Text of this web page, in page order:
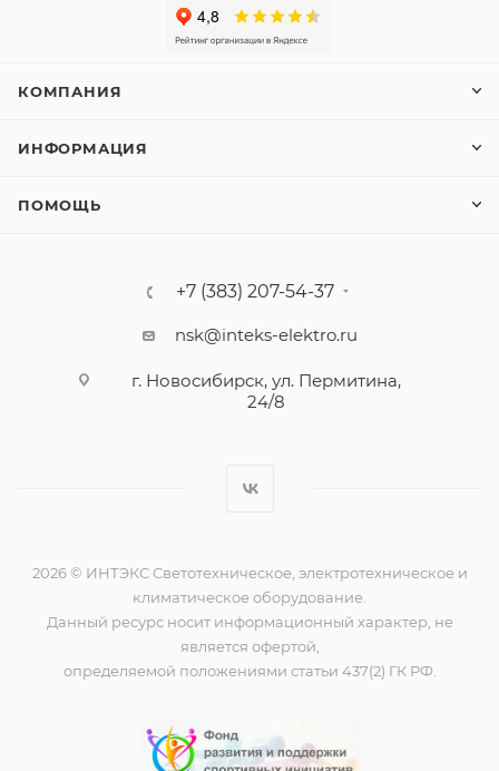
КОМПАНИЯ
ИНФОРМАЦИЯ
ПОМОЩЬ
+7 (383) 207-54-37
nsk@inteks-elektro.ru
г. Новосибирск, ул. Пермитина,
24/8
2026 © ИНТЭКС Светотехническое, электротехническое и
климатическое оборудование.
Данный ресурс носит информационный характер, не
является офертой,
определяемой положениями статьи 437(2) ГК РФ.